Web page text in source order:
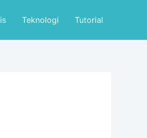
Teknologi Tutorial